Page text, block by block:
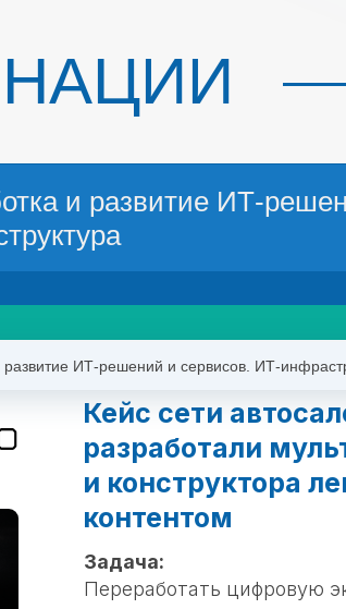
и развитие ИТ-
Кейс сети
разработали
и конструктора
контентом
Задача:
Переработать цифровую
ИТ-решений и сервисов. ИТ-